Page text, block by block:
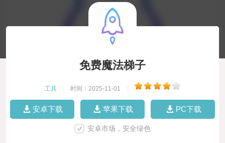
免费魔法梯子
工具 时间：2025-11-01
安卓下载 苹果下载 PC下载
安卓市场，安全绿色